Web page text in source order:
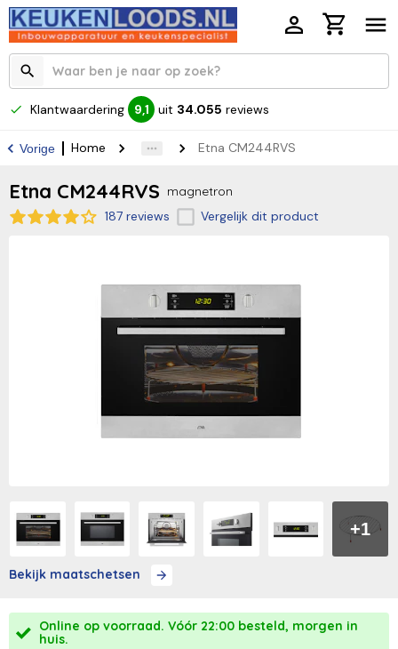
Klantwaardering 9,1 uit 34.055 reviews
Vorige Home Etna CM244RVS
Etna CM244RVS magnetron
187 reviews
Vergelijk dit product
+1
Bekijk maatschetsen
Online op voorraad. Vóór 22:00 besteld, morgen in
huis.